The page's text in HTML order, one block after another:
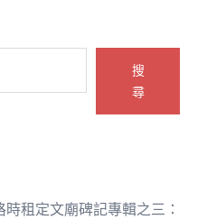
搜
尋
時租定文廟碑記專輯之三：